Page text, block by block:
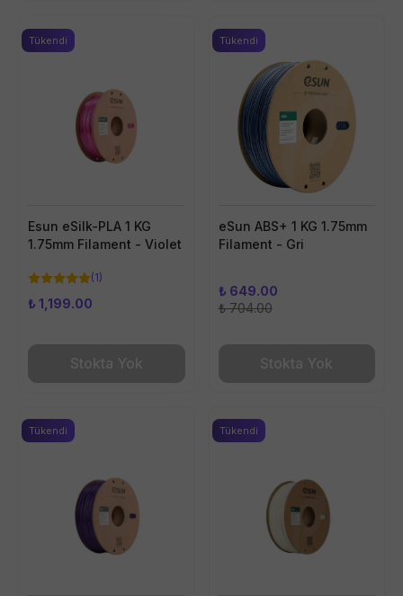
Esun eSilk-PLA 1 KG
1.75mm Filament - Violet
(1)
Tükendi
₺ 1,199.00
Stokta Yok
eSun ABS+ 1 KG 1.75mm
Filament - Gri
Tükendi
₺ 649.00
₺ 704.00
Stokta Yok
Tükendi Tükendi